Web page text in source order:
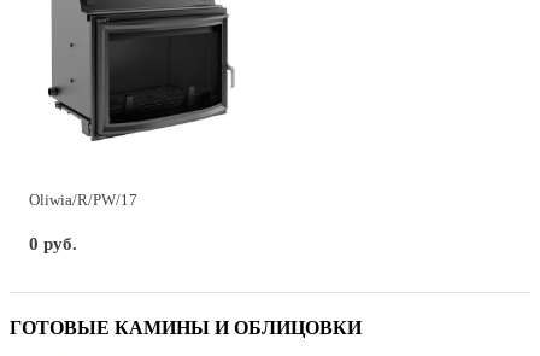
Oliwia/R/PW/17
0 руб.
ГОТОВЫЕ КАМИНЫ И ОБЛИЦОВКИ